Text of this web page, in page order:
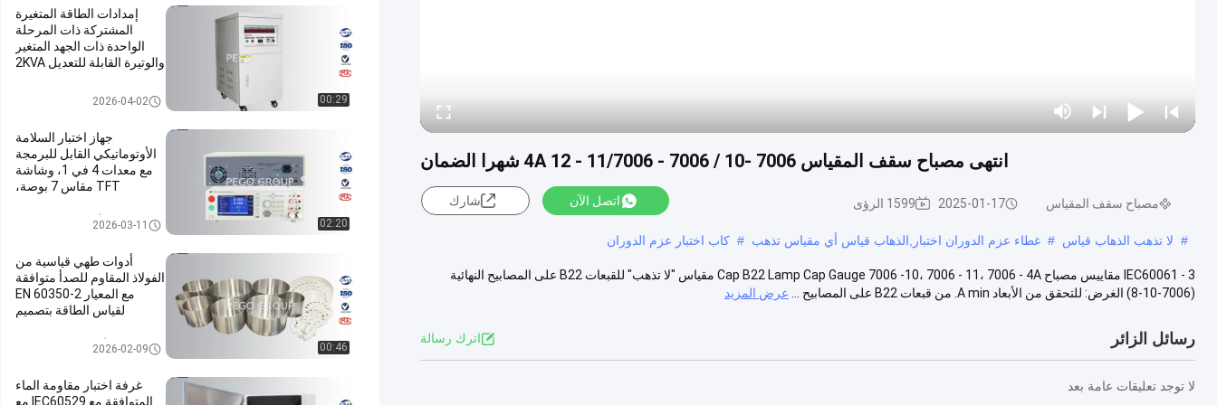
انتهى مصباح سقف المقياس 7006 -10 / 7006 - 11/7006 - 4A 12 شهرا الضمان
مصباح سقف المقياس 2025-01-17 1599 الرؤى اتصل الآن شارك
# لا تذهب الذهاب قياس # غطاء عزم الدوران اختبار,الذهاب قياس أي مقياس تذهب # كاب اختبار عزم الدوران
IEC60061 - 3 مقاييس مصباح Cap B22 Lamp Cap Gauge 7006 -10، 7006 - 11، 7006 - 4A مقياس "لا تذهب" للقبعات B22 على المصابيح النهائية
(7006-10-8) الغرض: للتحقق من الأبعاد A min. من قبعات B22 على المصابيح ...
عرض المزيد
رسائل الزائر اترك رسالة
لا توجد تعليقات عامة بعد
00:29
إمدادات الطاقة المتغيرة
المشتركة ذات المرحلة
الواحدة ذات الجهد المتغير
والوتيرة القابلة للتعديل 2KVA
AC DC توريد الطاقة2026-04-02
02:20
جهاز اختبار السلامة
الأوتوماتيكي القابل للبرمجة
مع معدات 4 في 1، وشاشة
TFT مقاس 7 بوصة،
الكهربائي الشامل
كهربائيّ أمان معدات الاختبار
2026-03-11
00:46
أدوات طهي قياسية من
الفولاذ المقاوم للصدأ متوافقة
مع المعيار EN 60350-2
لقياس الطاقة بتصميم
أوعية طباخ التعريفي2026-02-09
غرفة اختبار مقاومة الماء
المتوافقة مع IEC60529 مع